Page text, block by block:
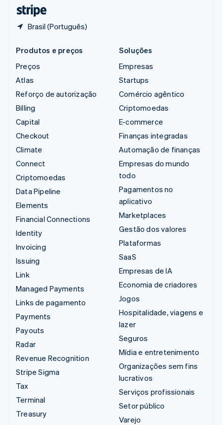
Brasil (Português)
Produtos e preços
Preços
Atlas
Reforço de autorização
Billing
Capital
Checkout
Climate
Connect
Criptomoedas
Data Pipeline
Elements
Financial Connections
Identity
Invoicing
Issuing
Link
Managed Payments
Links de pagamento
Payments
Payouts
Radar
Revenue Recognition
Stripe Sigma
Tax
Terminal
Treasury
Soluções
Empresas
Startups
Comércio agêntico
Criptomoedas
E-commerce
Finanças integradas
Automação de finanças
Empresas do mundo
todo
Pagamentos no
aplicativo
Marketplaces
Gestão dos valores
Plataformas
SaaS
Empresas de IA
Economia de criadores
Jogos
Hospitalidade, viagens e
lazer
Seguros
Mídia e entretenimento
Organizações sem fins
lucrativos
Serviços profissionais
Setor público
Varejo